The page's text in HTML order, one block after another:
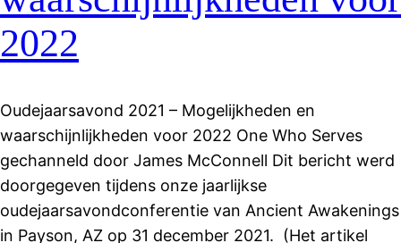
2022
Oudejaarsavond 2021 – Mogelijkheden en
waarschijnlijkheden voor 2022 One Who Serves
gechanneld door James McConnell Dit bericht werd
doorgegeven tijdens onze jaarlijkse
oudejaarsavondconferentie van Ancient Awakenings
in Payson, AZ op 31 december 2021. (Het artikel